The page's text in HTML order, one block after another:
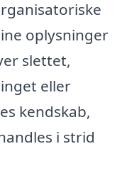
oplysninger
slettet,
eller
kendskab,
i strid